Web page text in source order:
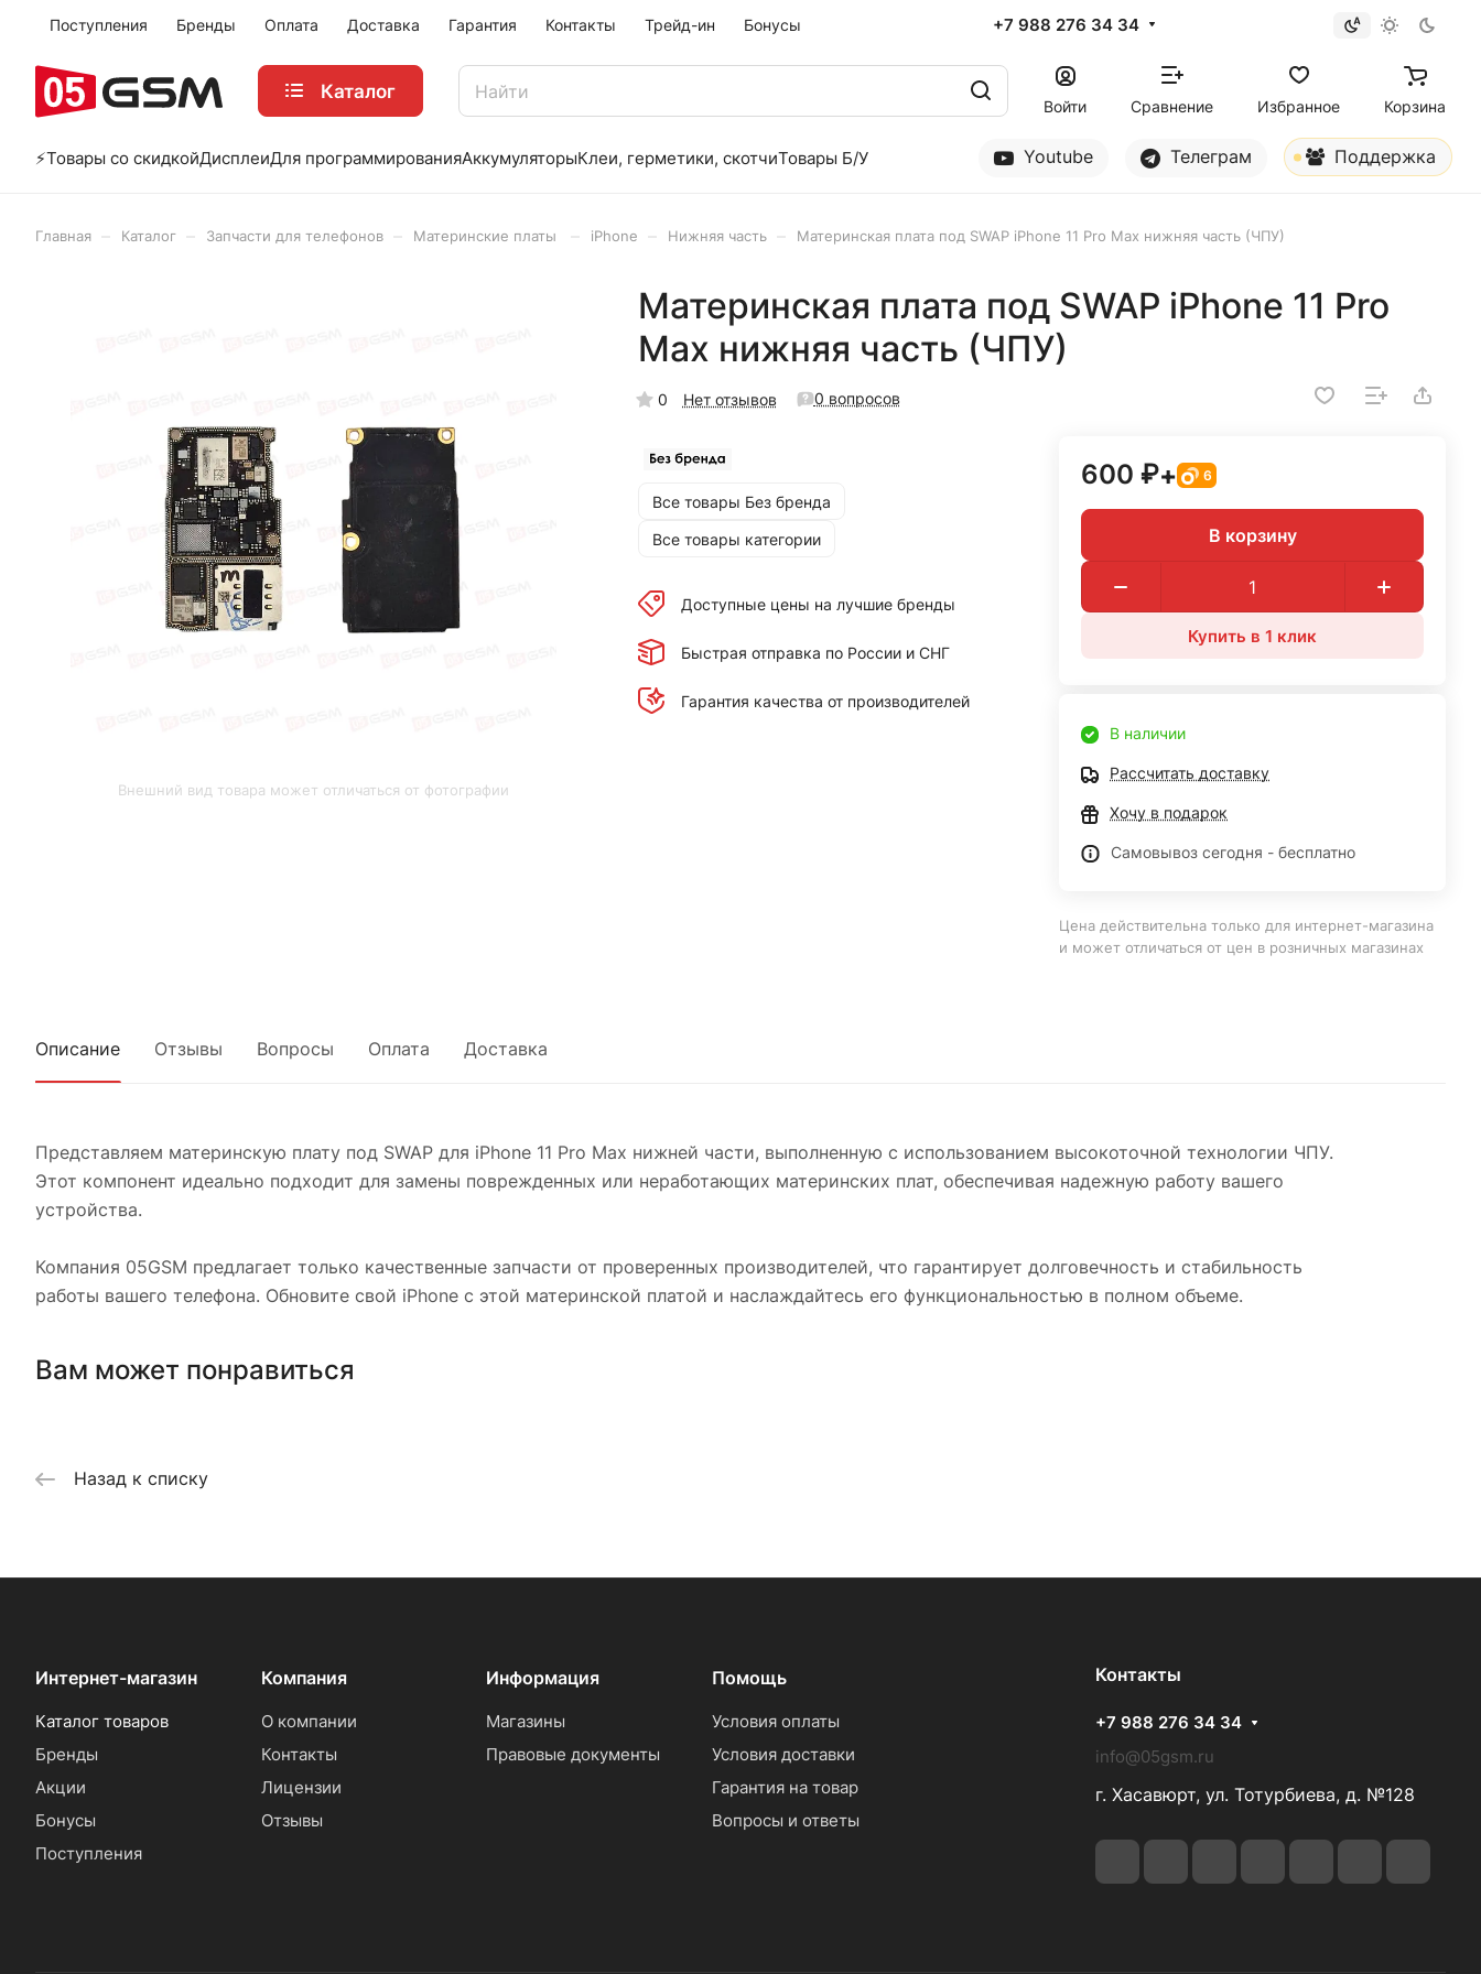
Поступления Бренды Оплата Доставка Гарантия Контакты Трейд-ин Бонусы +7 988 276 34 34
Каталог
Войти Сравнение Избранное Корзина
⚡️Товары со скидкойДисплеиДля программированияАккумуляторыКлеи, герметики, скотчиТовары Б/У Youtube Телеграм Поддержка
Главная Каталог Запчасти для телефонов Материнские платы iPhone Нижняя часть Материнская плата под SWAP iPhone 11 Pro Max нижняя часть (ЧПУ)
Внешний вид товара может отличаться от фотографии
Материнская плата под SWAP iPhone 11 Pro
Max нижняя часть (ЧПУ)
0 Нет отзывов 0 вопросов
Все товары Без бренда
Все товары категории
Доступные цены на лучшие бренды
Быстрая отправка по России и СНГ
Гарантия качества от производителей
600 ₽+ 6
В корзину
Купить в 1 клик
В наличии
Рассчитать доставку
Хочу в подарок
Самовывоз сегодня - бесплатно
Цена действительна только для интернет-магазина
и может отличаться от цен в розничных магазинах
Описание Отзывы Вопросы Оплата Доставка
Представляем материнскую плату под SWAP для iPhone 11 Pro Max нижней части, выполненную с использованием высокоточной технологии ЧПУ.
Этот компонент идеально подходит для замены поврежденных или неработающих материнских плат, обеспечивая надежную работу вашего
устройства.
Компания 05GSM предлагает только качественные запчасти от проверенных производителей, что гарантирует долговечность и стабильность
работы вашего телефона. Обновите свой iPhone с этой материнской платой и наслаждайтесь его функциональностью в полном объеме.
Вам может понравиться
Назад к списку
Интернет-магазин
Каталог товаров
Бренды
Акции
Бонусы
Поступления
Компания
О компании
Контакты
Лицензии
Отзывы
Информация
Магазины
Правовые документы
Помощь
Условия оплаты
Условия доставки
Гарантия на товар
Вопросы и ответы
Контакты
+7 988 276 34 34
info@05gsm.ru
г. Хасавюрт, ул. Тотурбиева, д. №128